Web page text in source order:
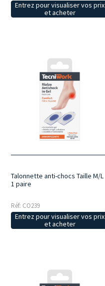
Entrez pour visualiser vos prix
et acheter
Talonnette anti-chocs Taille M/L
1 paire
Réf: CO239
Entrez pour visualiser vos prix
et acheter